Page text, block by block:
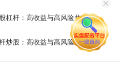
杠杆：高收益与高风险并存？
炒股：高收益与高风险并存？